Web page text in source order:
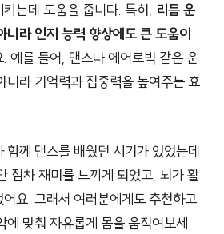
는데 도움을 줍니다. 특히, 리듬 운
니라 인지 능력 향상에도 큰 도움이
예를 들어, 댄스나 에어로빅 같은 운
니라 기억력과 집중력을 높여주는 효
함께 댄스를 배웠던 시기가 있었는데
점차 재미를 느끼게 되었고, 뇌가 활
요. 그래서 여러분에게도 추천하고
에 맞춰 자유롭게 몸을 움직여보세